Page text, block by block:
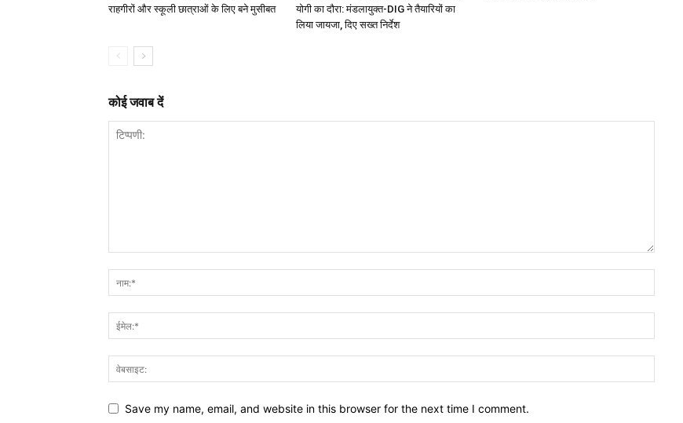
राहगीरों और स्कूली छात्राओं के लिए बने मुसीबत
योगी का दौरा: मंडलायुक्त-DIG ने तैयारियों का
लिया जायजा, दिए सख्त निर्देश
कोई जवाब दें
Save my name, email, and website in this browser for the next time I comment.